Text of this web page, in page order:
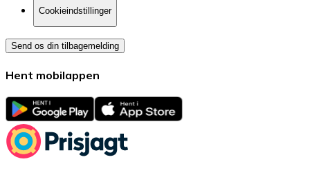
Cookieindstillinger
Send os din tilbagemelding
Hent mobilappen